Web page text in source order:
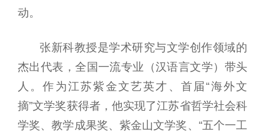
动。
张新科教授是学术研究与文学创作领域的
杰出代表，全国一流专业（汉语言文学）带头
人。作为江苏紫金文艺英才、首届“海外文
摘”文学奖获得者，他实现了江苏省哲学社会科
学奖、教学成果奖、紫金山文学奖、“五个一工